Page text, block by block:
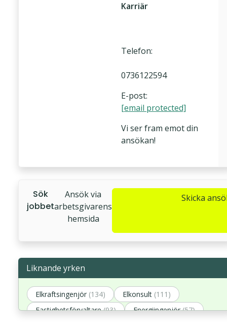
Karriär
Telefon:
0736122594
E-post:
[email protected]
Vi ser fram emot din
ansökan!
Sök
jobbet
Ansök via
arbetsgivarens
hemsida
Skicka
Liknande yrken
Elkraftsingenjör (134) Elkonsult (111)
Fastighetsförvaltare (93) Energiingenjör (57)